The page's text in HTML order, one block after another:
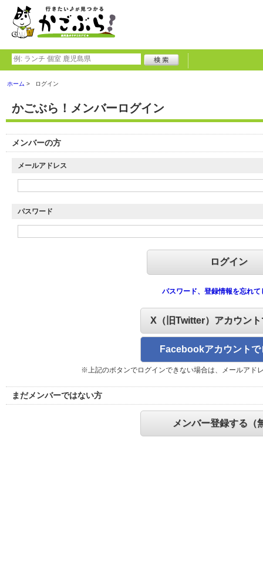
ホーム ログイン
かごぶら！メンバーログイン
メンバーの方
メールアドレス
パスワード
パスワード、登録情報を忘れて
X（旧Twitter）アカウン
Facebookアカウントで
※上記のボタンでログインできない場合は、メールアド
まだメンバーではない方
メンバー登録する（